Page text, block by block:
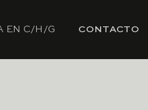
EN C/H/G CONTACTO